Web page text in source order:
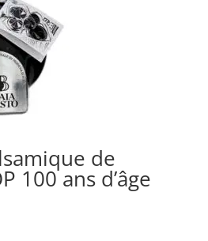
de
100 ans d’âge